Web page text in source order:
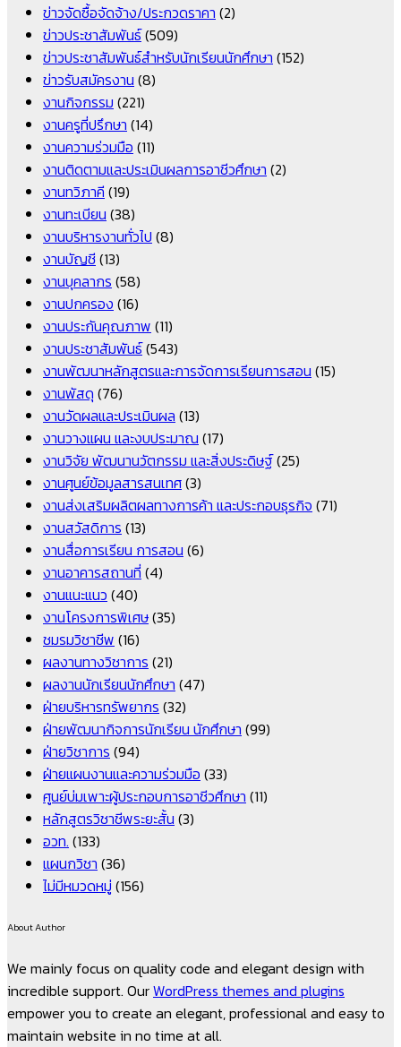
ข่าวจัดซื้อจัดจ้าง/ประกวดราคา (2)
ข่าวประชาสัมพันธ์(509)
ข่าวประชาสัมพันธ์สำหรับนักเรียนนักศึกษา (152)
ข่าวรับสมัครงาน (8)
งานกิจกรรม (221)
งานครูที่ปรึกษา (14)
งานความร่วมมือ (11)
งานติดตามและประเมินผลการอาชีวศึกษา (2)
งานทวิภาคี (19)
งานทะเบียน (38)
งานบริหารงานทั่วไป (8)
งานบัญชี(13)
งานบุคลากร (58)
งานปกครอง (16)
งานประกันคุณภาพ (11)
งานประชาสัมพันธ์(543)
งานพัฒนาหลักสูตรและการจัดการเรียนการสอน (15)
งานพัสดุ (76)
งานวัดผลและประเมินผล (13)
งานวางแผน และงบประมาณ (17)
งานวิจัย พัฒนานวัตกรรม และสิ่งประดิษฐ์(25)
งานศูนย์ข้อมูลสารสนเทศ(3)
งานส่งเสริมผลิตผลทางการค้า และประกอบธุรกิจ (71)
งานสวัสดิการ (13)
งานสื่อการเรียน การสอน (6)
งานอาคารสถานที่ (4)
งานแนะแนว (40)
งานโครงการพิเศษ(35)
ชมรมวิชาชีพ (16)
ผลงานทางวิชาการ (21)
ผลงานนักเรียนนักศึกษา (47)
ฝ่ายบริหารทรัพยากร (32)
ฝ่ายพัฒนากิจการนักเรียน นักศึกษา (99)
ฝ่ายวิชาการ (94)
ฝ่ายแผนงานและความร่วมมือ (33)
ศูนย์บ่มเพาะผู้ประกอบการอาชีวศึกษา (11)
หลักสูตรวิชาชีพระยะสั้น (3)
อวท. (133)
แผนกวิชา (36)
ไม่มีหมวดหมู่ (156)
About Author
We mainly focus on quality code and elegant design with
incredible support. OurWordPress themes and plugins
empower you to create an elegant, professional and easy to
maintain website in no time at all.